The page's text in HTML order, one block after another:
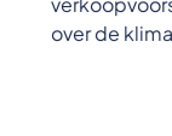
over de